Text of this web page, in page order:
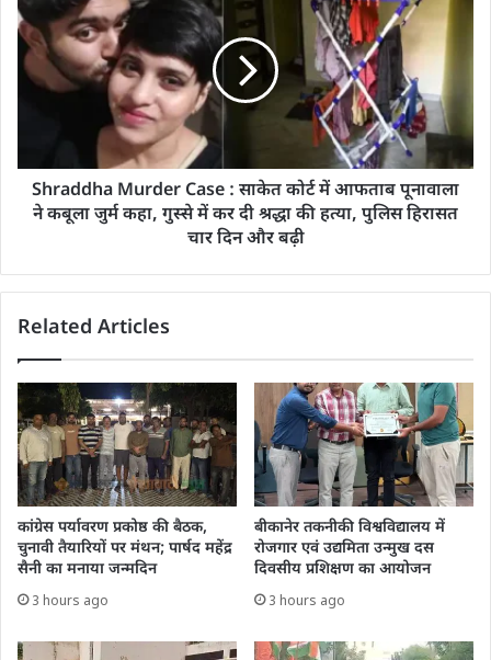
Shraddha Murder Case : साकेत कोर्ट में आफताब पूनावाला
ने कबूला जुर्म कहा, गुस्से में कर दी श्रद्धा की हत्या, पुलिस हिरासत
चार दिन और बढ़ी
Related Articles
कांग्रेस पर्यावरण प्रकोष्ठ की बैठक,
चुनावी तैयारियों पर मंथन; पार्षद महेंद्र
सैनी का मनाया जन्मदिन
3 hours ago
बीकानेर तकनीकी विश्वविद्यालय में
रोजगार एवं उद्यमिता उन्मुख दस
दिवसीय प्रशिक्षण का आयोजन
3 hours ago